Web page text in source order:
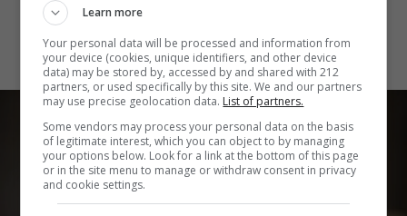
Αίγινας, ένας πολιτιστικός θεσμός με
διάρκεια
Learn more
Your personal data will be processed and information from
your device (cookies, unique identifiers, and other device
data) may be stored by, accessed by and shared with 212
partners, or used specifically by this site. We and our partners
may use precise geolocation data. List of partners.
Some vendors may process your personal data on the basis
of legitimate interest, which you can object to by managing
your options below. Look for a link at the bottom of this page
or in the site menu to manage or withdraw consent in privacy
and cookie settings.